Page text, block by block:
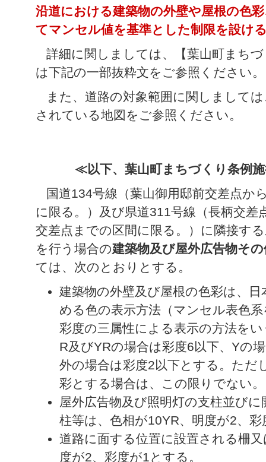
沿道における建築物の外壁や屋根の色
てマンセル値を基準とした制限を設け
詳細に関しましては、【葉山町まち
は下記の一部抜粋文をご参照ください。
また、道路の対象範囲に関しまして
されている地図をご参照ください。
≪以下、葉山町まちづくり条例
国道134号線（葉山御用邸前交差点か
に限る。）及び県道311号線（長柄交差
交差点までの区間に限る。）に隣接す
を行う場合の建築物及び屋外広告物そ
ては、次のとおりとする。
建築物の外壁及び屋根の色彩は、
める色の表示方法（マンセル表色
彩度の三属性による表示の方法を
R及びYRの場合は彩度6以下、Yの
外の場合は彩度2以下とする。ただ
彩とする場合は、この限りでない。
屋外広告物及び照明灯の支柱並び
柱等は、色相が10YR、明度が2、
道路に面する位置に設置される柵
度が2、彩度が1とする。